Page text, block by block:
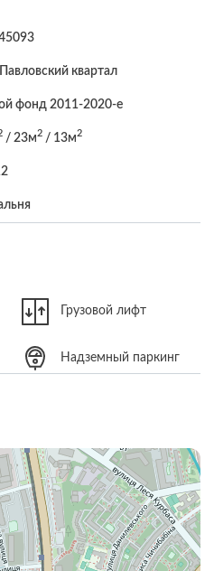
квартал
фонд 2011-2020-е
/ 23м2 / 13м2
Грузовой лифт
Надземный паркинг